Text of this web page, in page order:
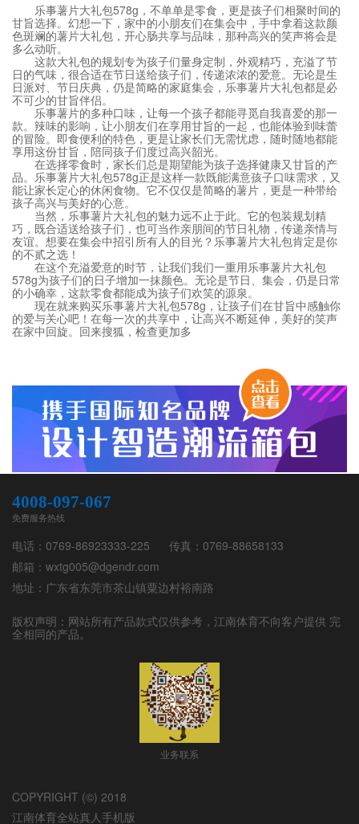
乐事薯片大礼包578g，不单单是零食，更是孩子们相聚时间的
甘旨选择。幻想一下，家中的小朋友们在集会中，手中拿着这款颜
色斑斓的薯片大礼包，开心肠共享与品味，那种高兴的笑声将会是
多么动听。
这款大礼包的规划专为孩子们量身定制，外观精巧，充溢了节
日的气味，很合适在节日送给孩子们，传递浓浓的爱意。无论是生
日派对、节日庆典，仍是简略的家庭集会，乐事薯片大礼包都是必
不可少的甘旨伴侣。
乐事薯片的多种口味，让每一个孩子都能寻觅自我喜爱的那一
款。辣味的影响，让小朋友们在享用甘旨的一起，也能体验到味蕾
的冒险。即食便利的特色，更是让家长们无需忧虑，随时随地都能
享用这份甘旨，陪同孩子们度过高兴韶光。
在选择零食时，家长们总是期望能为孩子选择健康又甘旨的产
品。乐事薯片大礼包578g正是这样一款既能满意孩子口味需求，又
能让家长定心的休闲食物。它不仅仅是简略的薯片，更是一种带给
孩子高兴与美好的心意。
当然，乐事薯片大礼包的魅力远不止于此。它的包装规划精
巧，既合适送给孩子们，也可当作亲朋间的节日礼物，传递亲情与
友谊。想要在集会中招引所有人的目光？乐事薯片大礼包肯定是你
的不贰之选！
在这个充溢爱意的时节，让我们我们一重用乐事薯片大礼包
578g为孩子们的日子增加一抹颜色。无论是节日、集会，仍是日常
的小确幸，这款零食都能成为孩子们欢笑的源泉。
现在就来购买乐事薯片大礼包578g，让孩子们在甘旨中感触你
的爱与关心吧！在每一次的共享中，让高兴不断延伸，美好的笑声
在家中回旋。回来搜狐，检查更加多
电话： 0769-86923333-225 传真： 0769-88658133
邮箱： wxtg005@dgendr.com
地址： 广东省东莞市茶山镇粟边村裕南路
版权声明：网站所有产品款式仅供参考， 江南体育不向客户提供 完
全相同的产品。
4008-097-067
免费服务热线
业务联系
COPYRIGHT (©) 2018
江南体育全站真人手机版